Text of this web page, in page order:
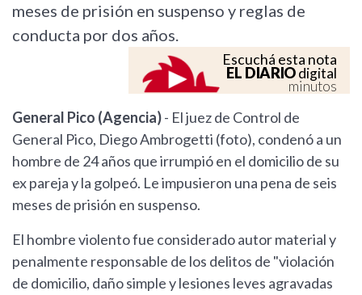
meses de prisión en suspenso y reglas de
conducta por dos años.
Escuchá esta nota
EL DIARIOdigital
minutos
General Pico (Agencia)- El juez de Control de
General Pico, Diego Ambrogetti (foto), condenó a un
hombre de 24 años que irrumpió en el domicilio de su
ex pareja y la golpeó. Le impusieron una pena de seis
meses de prisión en suspenso.
El hombre violento fue considerado autor material y
penalmente responsable de los delitos de "violación
de domicilio, daño simple y lesiones leves agravadas